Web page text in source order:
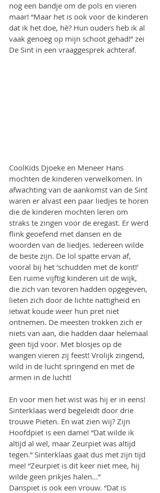
nog een bandje om de pols en vieren
maar! “Maar het is ook voor de kinderen
dat ik het doe, hè? Hun ouders heb ik al
vaak genoeg op mijn schoot gehad!” zei
De Sint in een vraaggesprek achteraf.
CoolKids Djoeke en Meneer Hans
mochten de kinderen verwelkomen. In
afwachting van de aankomst van de Sint
waren er alvast een paar liedjes te horen
die de kinderen mochten leren om
straks te zingen voor de eregast. Er werd
flink geoefend met dansen en de
woorden van de liedjes. Iedereen wilde
de beste zijn. De lol spatte ervan af,
vooral bij het ‘schudden met de kont!’
Een ruime vijftig kinderen uit de wijk,
die zich van tevoren hadden opgegeven,
lieten zich door de lichte nattigheid en
ietwat koude weer hun pret niet
ontnemen. De meesten trokken zich er
niets van aan, die hadden daar helemaal
geen tijd voor. Met blosjes op de
wangen vieren zij feest! Vrolijk zingend,
wild in de lucht springend en met de
armen in de lucht!
En voor men het wist was hij er in eens!
Sinterklaas werd begeleidt door drie
trouwe Pieten. En wat zien wij? Zijn
Hoofdpiet is een dame! “Dat wilde ik
altijd al wel, maar Zeurpiet was altijd
tegen.” Sinterklaas gaat dus met zijn tijd
mee! “Zeurpiet is dit keer niet mee, hij
wilde geen prikjes halen…”
Danspiet is ook een vrouw. “Dat is